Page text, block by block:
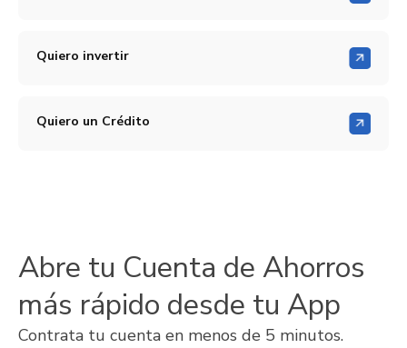
Quiero invertir
Quiero un Crédito
Abre tu Cuenta de Ahorros
más rápido desde tu App
Contrata tu cuenta en menos de 5 minutos.